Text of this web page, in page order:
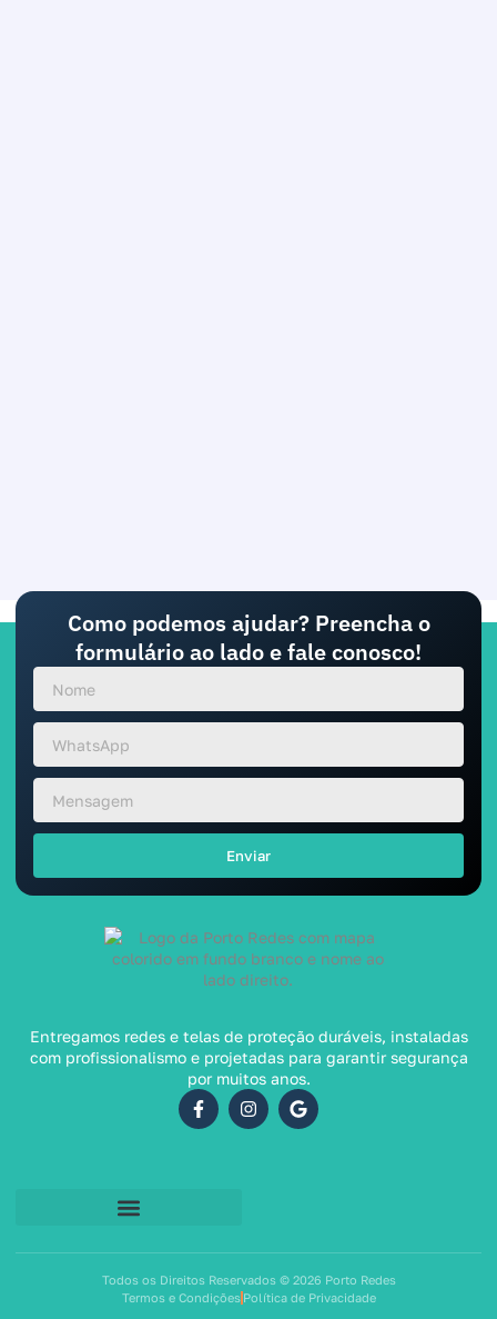
Como podemos ajudar? Preencha o
formulário ao lado e fale conosco!
Enviar
Entregamos redes e telas de proteção duráveis, instaladas
com profissionalismo e projetadas para garantir segurança
por muitos anos.
Todos os Direitos Reservados © 2026 Porto Redes
Termos e Condições Política de Privacidade